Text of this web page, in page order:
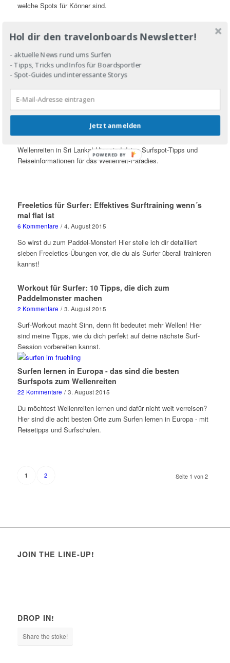
welche Spots für Könner sind.
das Interview
0 Kommentare 24. August 2015
Der Saltwater Shop verkauft Surf-Artikel, die fair gehandelt und
biologisch wertvoll hergestellt wurden. Ein Interview mit Shop-
Manager Oliver Dauert!
Surfen in Sri Lanka - tropisches Wellen-Paradies für
jeden Surf-Level
5. August 2015
Ganzjährig gute Wellen und Surfen lernen in Boardshorts - das ist
Wellenreiten in Sri Lanka! Hier sind deine Surfspot-Tipps und
Reiseinformationen für das Wellenreit-Paradies.
Freeletics für Surfer: Effektives Surftraining wenn´s
mal flat ist
6 Kommentare / 4. August 2015
So wirst du zum Paddel-Monster! Hier stelle ich dir detailliert
sieben Freeletics-Übungen vor, die du als Surfer überall trainieren
kannst!
Workout für Surfer: 10 Tipps, die dich zum
Paddelmonster machen
2 Kommentare / 3. August 2015
Surf-Workout macht Sinn, denn fit bedeutet mehr Wellen! Hier
sind meine Tipps, wie du dich perfekt auf deine nächste Surf-
Session vorbereiten kannst.
Surfen lernen in Europa - das sind die besten
Surfspots zum Wellenreiten
22 Kommentare / 3. August 2015
Du möchtest Wellenreiten lernen und dafür nicht weit verreisen?
Hier sind die acht besten Orte zum Surfen lernen in Europa - mit
Reisetipps und Surfschulen.
Seite 1 von 2
1 2
JOIN THE LINE-UP!
DROP IN!
Share the stoke!
Hol dir den travelonboards Newsletter!
- aktuelle News rund ums Surfen
- Tipps, Tricks und Infos für Boardsportler
- Spot-Guides und interessante Storys
Jetzt anmelden
POWERED BY